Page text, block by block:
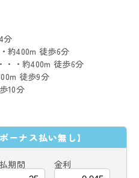
分
約400m 徒歩6分
・・約400m 徒歩6分
徒歩9分
10分
ーナス払い無し】
期間
金利